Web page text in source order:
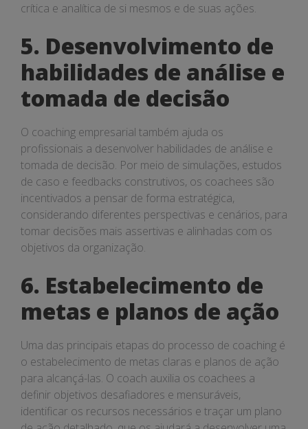
crítica e analítica de si mesmos e de suas ações.
5. Desenvolvimento de
habilidades de análise e
tomada de decisão
O coaching empresarial também ajuda os
profissionais a desenvolver habilidades de análise e
tomada de decisão. Por meio de simulações, estudos
de caso e feedbacks construtivos, os coachees são
incentivados a pensar de forma estratégica,
considerando diferentes perspectivas e cenários, para
tomar decisões mais assertivas e alinhadas com os
objetivos da organização.
6. Estabelecimento de
metas e planos de ação
Uma das principais etapas do processo de coaching é
o estabelecimento de metas claras e planos de ação
para alcançá-las. O coach auxilia os coachees a
definir objetivos desafiadores e mensuráveis,
identificar os recursos necessários e traçar um plano